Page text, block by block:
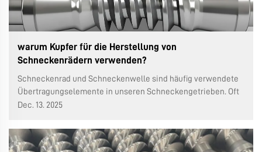
warum Kupfer für die Herstellung von
Schneckenrädern verwenden?
Schneckenrad und Schneckenwelle sind häufig verwendete
Übertragungselemente in unseren Schneckengetrieben. Oft
sieht man, dass das Schneckenrad aus Kupfer besteht,
Menschen mögen dies seltsam finden: Kupfer ist teurer und
nicht so hart wie Stahl.
Dec. 13. 2025